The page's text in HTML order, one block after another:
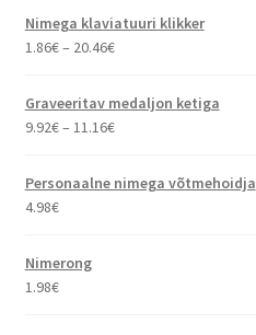
kuni
14.00€
Nimega klaviatuuri klikker
1.86€– 20.46€Hinnavahemik:
kuni
20.46€
Graveeritav medaljon ketiga
9.92€– 11.16€Hinnavahemik:
kuni
11.16€
Personaalne nimega võtmehoidja
4.98€
Nimerong
1.98€